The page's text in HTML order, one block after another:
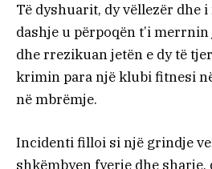
Të dyshuarit, dy vëllezër dhe
dashje u përpoqën t’i
dhe rrezikuan jetën e dy të
krimin para një klubi fitnesi
në mbrëmje.
Incidenti filloi si një grindje
shkëmbyen fyerje dhe sharje,